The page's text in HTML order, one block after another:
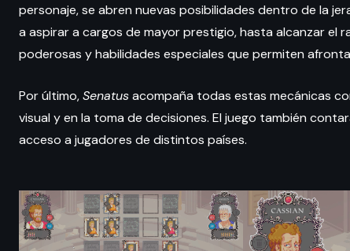
personaje, se abren nuevas posibilidades dentro de la
a aspirar a cargos de mayor prestigio, hasta alcanzar el
poderosas y habilidades especiales que permiten
Por último,Senatusacompaña todas estas mecánicas
visual y en la toma de decisiones. El juego también
acceso a jugadores de distintos países.